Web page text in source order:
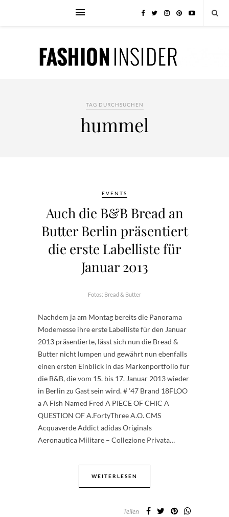
TAG DURCHSUCHEN
hummel
EVENTS
Auch die B&B Bread an
Butter Berlin präsentiert
die erste Labelliste für
Januar 2013
Fotos: Bread & Butter
Nachdem ja am Montag bereits die Panorama
Modemesse ihre erste Labelliste für den Januar
2013 präsentierte, lässt sich nun die Bread &
Butter nicht lumpen und gewährt nun ebenfalls
einen ersten Einblick in das Markenportfolio für
die B&B, die vom 15. bis 17. Januar 2013 wieder
in Berlin zu Gast sein wird. # ’47 Brand 18FLOO
a A Fish Named Fred A PIECE OF CHIC A
QUESTION OF A.FortyThree A.O. CMS
Acquaverde Addict adidas Originals
Aeronautica Militare – Collezione Privata…
WEITERLESEN
Teilen